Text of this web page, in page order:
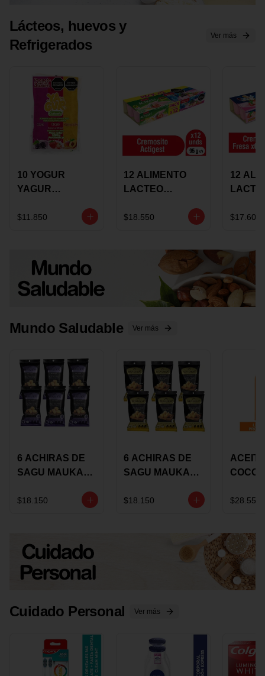
Lácteos, huevos y
Refrigerados
Ver más
10 YOGUR
YAGUR
150ML SURTIDO
$11.850
12 ALIMENTO
LACTEO
ALQUERIA
$18.550
12
$17.600
Mundo Saludable Ver más
6 ACHIRAS DE
SAGU MAUKA
$18.150
6 ACHIRAS DE
SAGU MAUKA
GRS
$18.150
COCO
150G
$28.550
Cuidado Personal Ver más